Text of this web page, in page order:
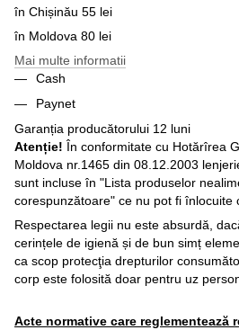
în Chișinău 55 lei
în Moldova 80 lei
Mai multe informatii
Cash
Paynet
Garanția producătorului 12 luni
Atenție! În conformitate cu Hotărîrea
Moldova nr.1465 din 08.12.2003
sunt incluse în "Lista produselor
corespunzătoare" ce nu pot fi înlocuite
Respectarea legii nu este absurdă,
cerințele de igienă și de bun simț
ca scop protecţia drepturilor
corp este folosită doar pentru uz
Acte normative care reglementează